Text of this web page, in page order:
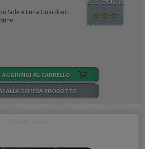
Sole e Luna Guardiani
,00
AGGIUNGI AL CARRELLO
ALLA SCHEDA PRODOTTO